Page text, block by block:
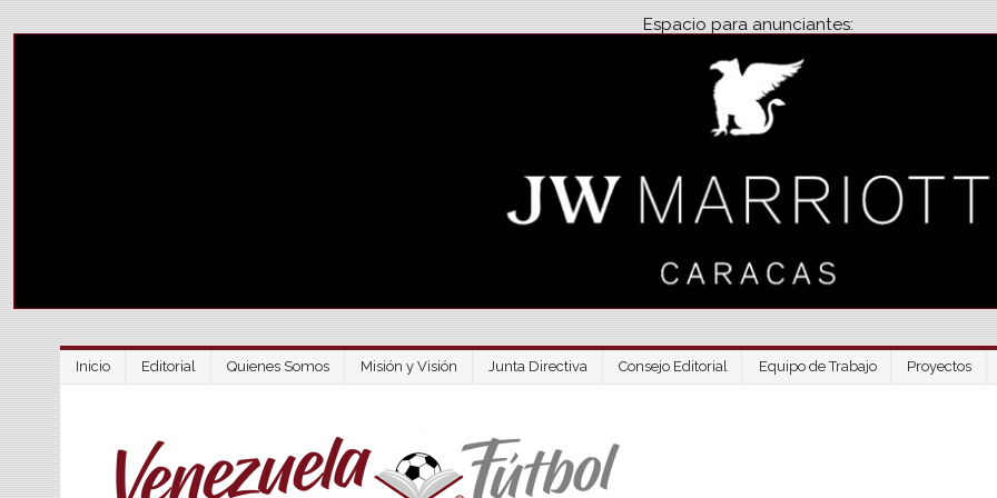
Espacio para anunciantes:
Inicio Editorial Quienes Somos Misión y Visión Junta Directiva Consejo Editorial Equipo de Trabajo Proyectos